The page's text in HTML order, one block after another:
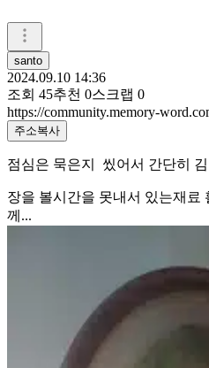
santo
2024.09.10 14:36
조회 45추천 0스크랩 0
https://community.memory-
주소복사
점심은 묵은지 씼어서 간단히
장을 볼시간을 못내서 있는재료
께...